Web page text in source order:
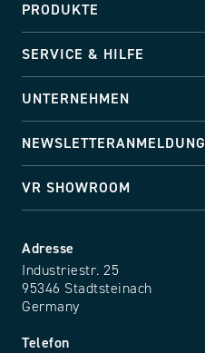
Adresse
Industriestr. 25
95346 Stadtsteinach
Germany
Telefon
PRODUKTE
SERVICE & HILFE
UNTERNEHMEN
NEWSLETTERANMELDUNG
VR SHOWROOM